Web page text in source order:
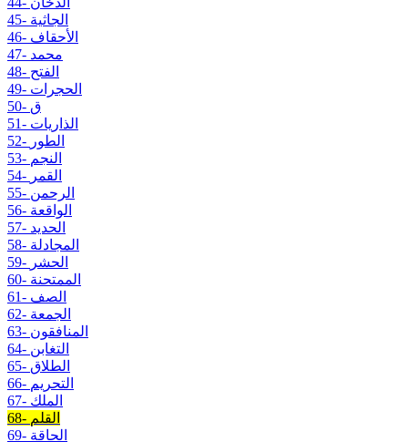
45- الجاثية
46- الأحقاف
47- محمد
48- الفتح
49- الحجرات
50- ق
51- الذاريات
52- الطور
53- النجم
54- القمر
55- الرحمن
56- الواقعة
57- الحديد
58- المجادلة
59- الحشر
60- الممتحنة
61- الصف
62- الجمعة
63- المنافقون
64- التغابن
65- الطلاق
66- التحريم
67- الملك
68- القلم
69- الحاقة